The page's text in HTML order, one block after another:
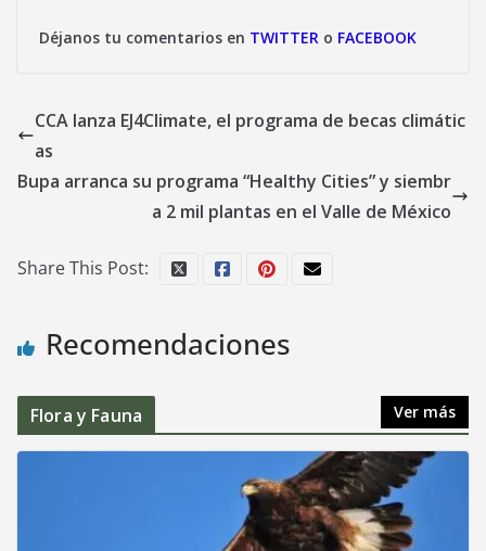
Déjanos tu comentarios en TWITTER o FACEBOOK
CCA lanza EJ4Climate, el programa de becas climátic
as
Bupa arranca su programa “Healthy Cities” y siembr
a 2 mil plantas en el Valle de México
Share This Post:
Recomendaciones
Flora y Fauna Ver más